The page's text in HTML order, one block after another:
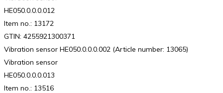
HE050.0.0.0.012
Item no.: 13172
GTIN: 4255921300371
Vibration sensor HE050.0.0.0.002 (Article number: 13065)
Vibration sensor
HE050.0.0.0.013
Item no.: 13516